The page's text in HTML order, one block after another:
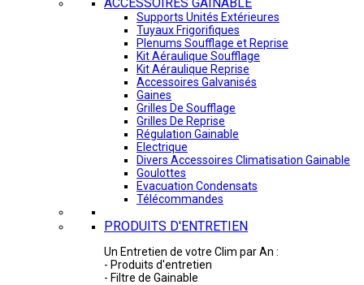
Supports Unités Extérieures
Tuyaux Frigorifiques
Plenums Soufflage et Reprise
Kit Aéraulique Soufflage
Kit Aéraulique Reprise
Accessoires Galvanisés
Gaines
Grilles De Soufflage
Grilles De Reprise
Régulation Gainable
Electrique
Divers Accessoires Climatisation Gainable
Goulottes
Evacuation Condensats
Télécommandes
PRODUITS D'ENTRETIEN
Un Entretien de votre Clim par An :
- Produits d'entretien
- Filtre de Gainable